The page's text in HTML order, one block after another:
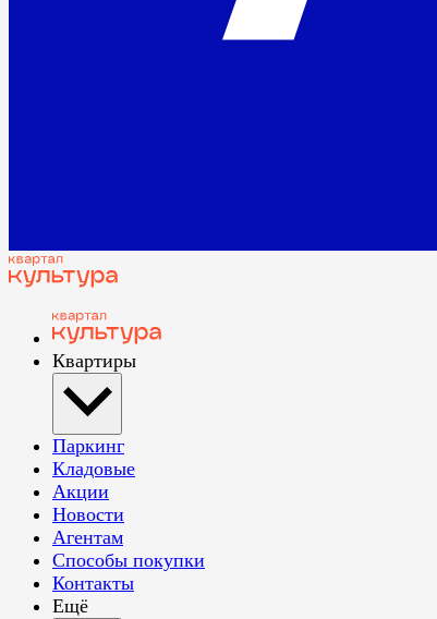
Квартиры
Паркинг
Кладовые
Акции
Новости
Агентам
Способы покупки
Контакты
Ещё